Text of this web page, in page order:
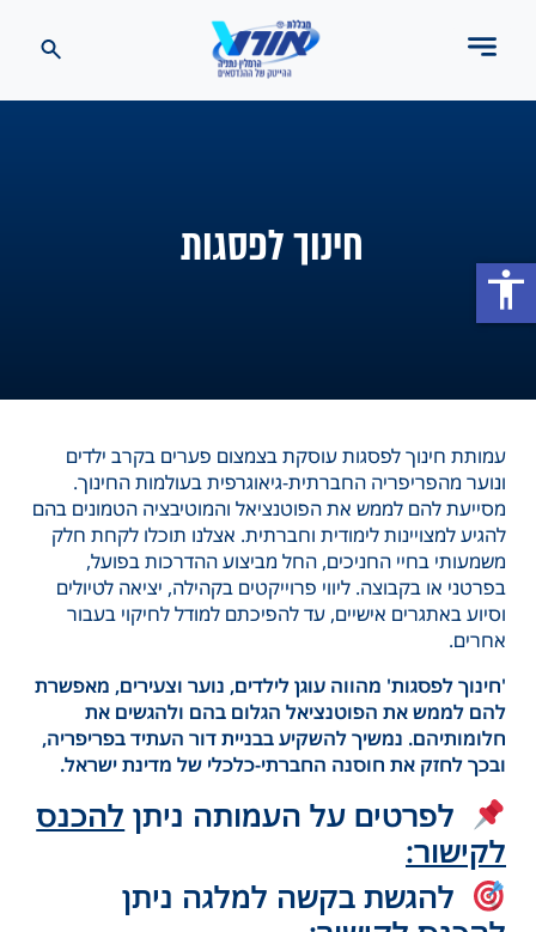
חינוך לפסגות
עמותת חינוך לפסגות עוסקת בצמצום פערים בקרב ילדים
ונוער מהפריפריה החברתית-גיאוגרפית בעולמות החינוך.
מסייעת להם לממש את הפוטנציאל והמוטיבציה הטמונים בהם
להגיע למצויינות לימודית וחברתית. אצלנו תוכלו לקחת חלק
משמעותי בחיי החניכים, החל מביצוע ההדרכות בפועל,
בפרטני או בקבוצה. ליווי פרוייקטים בקהילה, יציאה לטיולים
וסיוע באתגרים אישיים, עד להפיכתם למודל לחיקוי בעבור
אחרים.
'חינוך לפסגות' מהווה עוגן לילדים, נוער וצעירים, מאפשרת
להם לממש את הפוטנציאל הגלום בהם ולהגשים את
חלומותיהם. נמשיך להשקיע בבניית דור העתיד בפריפריה,
ובכך לחזק את חוסנה החברתי-כלכלי של מדינת ישראל.
לפרטים על העמותה ניתן להכנס
לקישור:
להגשת בקשה למלגה ניתן
accessibility